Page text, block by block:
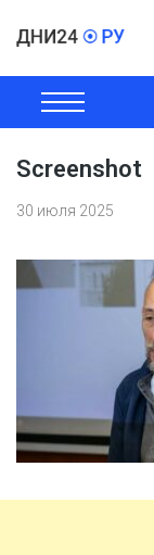
ОБЩЕСТВО
Screenshot
30 июля 2025